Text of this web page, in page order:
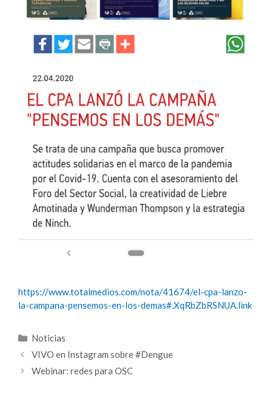
https://www.totalmedios.com/nota/41674/el-cpa-lanzo-
la-campana-pensemos-en-los-demas#.XqRbZbRSNUA.link
Categorías
Noticias
VIVO en Instagram sobre #Dengue
Webinar: redes para OSC